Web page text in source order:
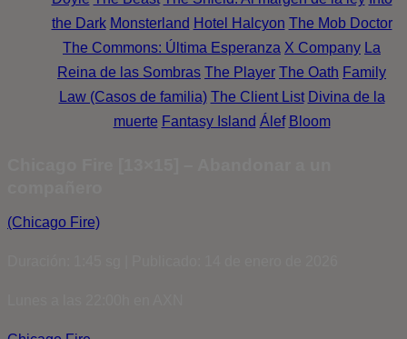
the Dark Monsterland Hotel Halcyon The Mob Doctor
The Commons: Última Esperanza X Company La
Reina de las Sombras The Player The Oath Family
Law (Casos de familia) The Client List Divina de la
muerte Fantasy Island Álef Bloom
(Chicago Fire)